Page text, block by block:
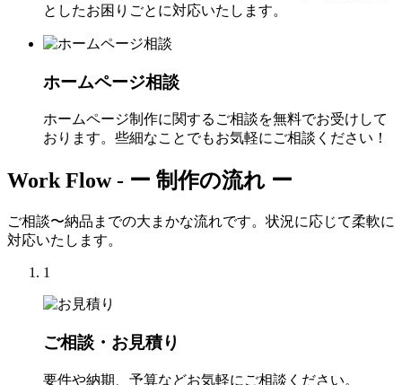
としたお困りごとに対応いたします。
ホームページ相談
ホームページ制作に関するご相談を無料でお受けして
おります。些細なことでもお気軽にご相談ください！
Work Flow - ー 制作の流れ ー
ご相談〜納品までの大まかな流れです。状況に応じて柔軟に
対応いたします。
1
ご相談・お見積り
要件や納期、予算などお気軽にご相談ください。